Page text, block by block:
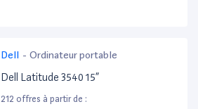
Dell - Ordinateur portable
Dell Latitude 3540 15”
212 offres à partir de :